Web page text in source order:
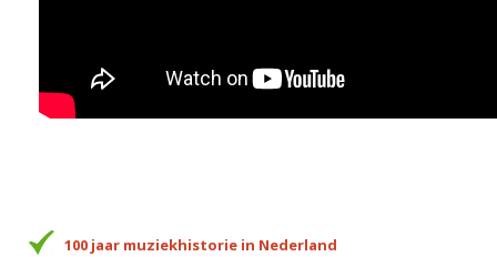
100 jaar muziekhistorie in Nederland